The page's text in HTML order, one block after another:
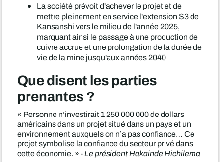
La société prévoit d'achever le projet et de
mettre pleinement en service l'extension S3 de
Kansanshi vers le milieu de l'année 2025,
marquant ainsi le passage à une production de
cuivre accrue et une prolongation de la durée de
vie de la mine jusqu'aux années 2040
Que disent les parties
prenantes ?
« Personne n’investirait 1 250 000 000 de dollars
américains dans un projet situé dans un pays et un
environnement auxquels on n’a pas confiance… Ce
projet symbolise la confiance du secteur privé dans
cette économie. » -Le président Hakainde Hichilema